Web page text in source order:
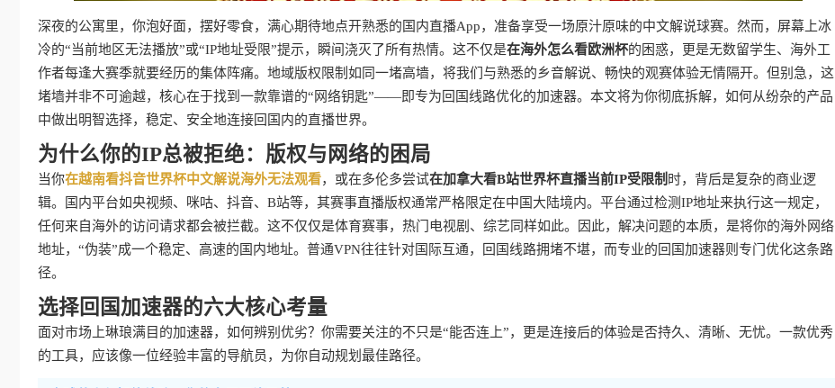
深夜的公寓里，你泡好面，摆好零食，满心期待地点开熟悉的国内直播App，准备享受一场原汁原味的中文解说球赛。然而，屏幕上冰
冷的“当前地区无法播放”或“IP地址受限”提示，瞬间浇灭了所有热情。这不仅是在海外怎么看欧洲杯的困惑，更是无数留学生、海外工
作者每逢大赛季就要经历的集体阵痛。地域版权限制如同一堵高墙，将我们与熟悉的乡音解说、畅快的观赛体验无情隔开。但别急，这
堵墙并非不可逾越，核心在于找到一款靠谱的“网络钥匙”——即专为回国线路优化的加速器。本文将为你彻底拆解，如何从纷杂的产品
中做出明智选择，稳定、安全地连接回国内的直播世界。
为什么你的IP总被拒绝：版权与网络的困局
当你在越南看抖音世界杯中文解说海外无法观看，或在多伦多尝试在加拿大看B站世界杯直播当前IP受限制 时，背后是复杂的商业逻
辑。国内平台如央视频、咪咕、抖音、B站等，其赛事直播版权通常严格限定在中国大陆境内。平台通过检测IP地址来执行这一规定，
任何来自海外的访问请求都会被拦截。这不仅仅是体育赛事，热门电视剧、综艺同样如此。因此，解决问题的本质，是将你的海外网络
地址，“伪装”成一个稳定、高速的国内地址。普通VPN往往针对国际互通，回国线路拥堵不堪，而专业的回国加速器则专门优化这条路
径。
选择回国加速器的六大核心考量
面对市场上琳琅满目的加速器，如何辨别优劣？你需要关注的不只是“能否连上”，更是连接后的体验是否持久、清晰、无忧。一款优秀
的工具，应该像一位经验丰富的导航员，为你自动规划最佳路径。